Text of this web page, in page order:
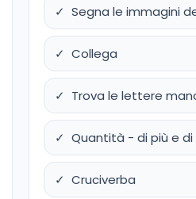
✓ Segna le immagini
✓ Collega
✓ Trova le lettere
✓ Quantità - di più e di
✓ Cruciverba